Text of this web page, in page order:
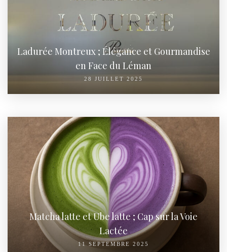
Ladurée Montreux ; Élégance et Gourmandise
en Face du Léman
28 JUILLET 2025
Matcha latte et Ube latte ; Cap sur la Voie
Lactée
11 SEPTEMBRE 2025